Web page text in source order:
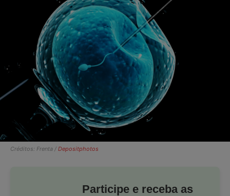
Créditos: Frenta / Depositphotos
Participe e receba as